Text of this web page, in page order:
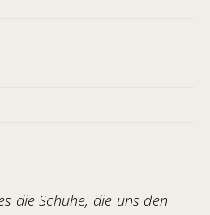
die Schuhe, die uns den